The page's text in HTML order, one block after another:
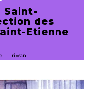
Saint-
des
Etienne
riwan